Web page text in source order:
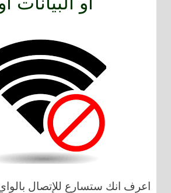
اعرف انك ستسارع للإتصال